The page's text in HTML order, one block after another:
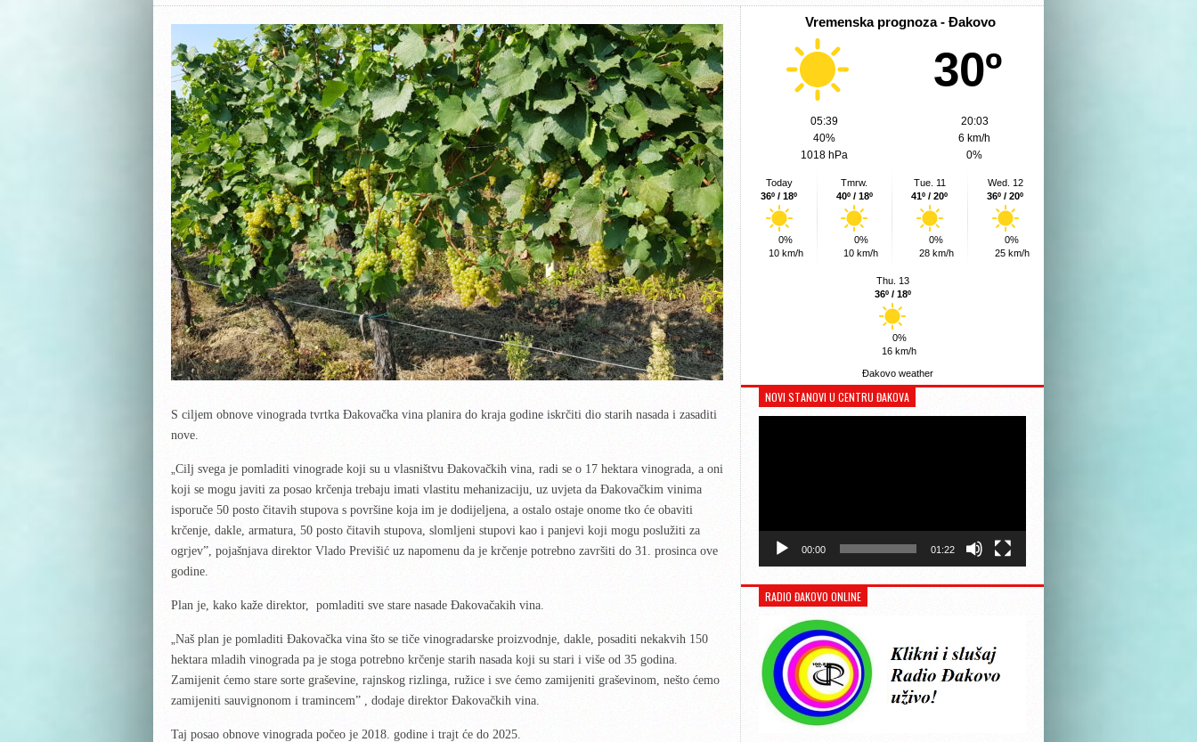
KULTURA
ŠPORT
REPRIZE EMISIJA
S ciljem obnove vinograda tvrtka Đakovačka vina planira do kraja godine iskrčiti dio starih nasada i zasaditi
nove.
Cilj svega je pomladiti vinograde koji su u vlasništvu Đakovačkih vina, radi se o 17 hektara vinograda, a oni
koji se mogu javiti za posao krčenja trebaju imati vlastitu mehanizaciju, uz uvjeta da Đakovačkim vinima
isporuče 50 posto čitavih stupova s površine koja im je dodijeljena, a ostalo ostaje onome tko će obaviti
krčenje, dakle, armatura, 50 posto čitavih stupova, slomljeni stupovi kao i panjevi koji mogu poslužiti za
ogrjev”, pojašnjava direktor Vlado Previšić uz napomenu da je krčenje potrebno završiti do 31. prosinca ove
godine.
Plan je, kako kaže direktor, pomladiti sve stare nasade Đakovačakih vina.
Naš plan je pomladiti Đakovačka vina što se tiče vinogradarske proizvodnje, dakle, posaditi nekakvih 150
hektara mladih vinograda pa je stoga potrebno krčenje starih nasada koji su stari i više od 35 godina.
Zamijenit ćemo stare sorte graševine, rajnskog rizlinga, ružice i sve ćemo zamijeniti graševinom, nešto ćemo
zamijeniti sauvignonom i tramincem” , dodaje direktor Đakovačkih vina.
Taj posao obnove vinograda počeo je 2018. godine i trajt će do 2025.
Vremenska prognoza - Đakovo
30º
05:39
20:03
40%
6 km/h
1018 hPa
0%
Today
36º / 18º
0%
10 km/h
Tmrw.
40º / 18º
0%
10 km/h
Tue. 11
41º / 20º
0%
28 km/h
Wed. 12
36º / 20º
0%
25 km/h
Thu. 13
36º / 18º
0%
16 km/h
Đakovo weather
NOVI STANOVI U CENTRU ĐAKOVA
00:00 01:22
RADIO ĐAKOVO ONLINE